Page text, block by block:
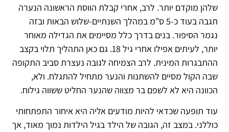
שלהן מוקדם יותר. לרב, אחרי קבלת הווסת הראשונה הנערה
תגבה בעוד כ-5 ס”מ במהלך השנתיים-שלוש הבאות ובזה
נגמר הסיפור. בנים בדרך כלל מסיימים את הגדילה מאוחר
יותר, לעיתים אפילו אחרי גיל 18. גם כאן התהליך תלוי בקצב
ההתבגרות המינית. לרב הצמיחה לגובה נעצרת סביב התקופה
שבה הקול מסיים להשתנות והנער מתחיל להתגלח. ולא,
הכוונה היא לא לשפם בר מצווה שהנער החליט ששווה גילוח.
עוד תופעה שכדאי להיות מודעים אליה היא איחור התפתחותי
כוללני. במצב זה, הגובה של הילד בגיל הילדות נמוך מאוד, אך